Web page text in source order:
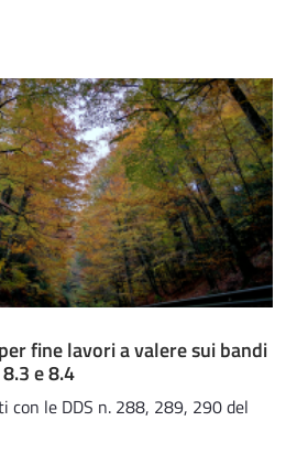
fine lavori a valere sui bandi
e 8.4
con le DDS n. 288, 289, 290 del